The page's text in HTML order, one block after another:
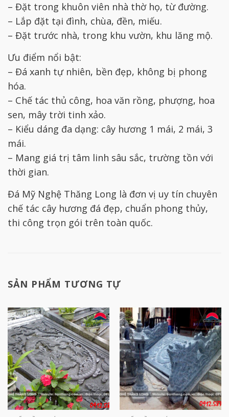
– Đặt trong khuôn viên nhà thờ họ, từ đường.
– Lắp đặt tại đình, chùa, đền, miếu.
– Đặt trước nhà, trong khu vườn, khu lăng mộ.
Ưu điểm nổi bật:
– Đá xanh tự nhiên, bền đẹp, không bị phong
hóa.
– Chế tác thủ công, hoa văn rồng, phượng, hoa
sen, mây trời tinh xảo.
– Kiểu dáng đa dạng: cây hương 1 mái, 2 mái, 3
mái.
– Mang giá trị tâm linh sâu sắc, trường tồn với
thời gian.
Đá Mỹ Nghệ Thăng Long là đơn vị uy tín chuyên
chế tác cây hương đá đẹp, chuẩn phong thủy,
thi công trọn gói trên toàn quốc.
SẢN PHẨM TƯƠNG TỰ